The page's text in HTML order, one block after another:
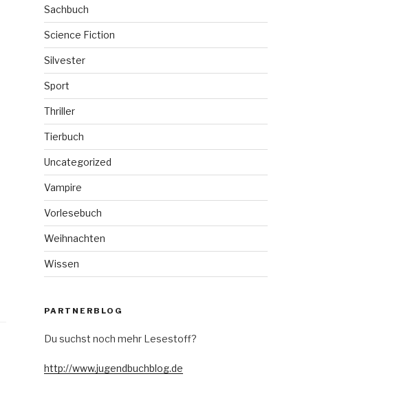
Sachbuch
Science Fiction
Silvester
Sport
Thriller
Tierbuch
Uncategorized
Vampire
Vorlesebuch
Weihnachten
Wissen
PARTNERBLOG
Du suchst noch mehr Lesestoff?
http://www.jugendbuchblog.de